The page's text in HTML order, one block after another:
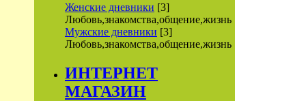
Женские дневники [3]
Любовь,знакомства,общение,жизнь
Мужские дневники [3]
Любовь,знакомства,общение,жизнь
ИНТЕРНЕТ
МАГАЗИН